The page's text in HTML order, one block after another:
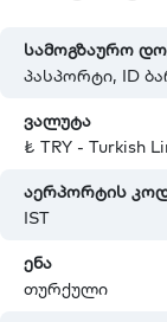
სამოგზაურო
პასპორტი, ID
ვალუტა
₺ TRY - Turkish
აერპორტის
IST
ენა
თურქული